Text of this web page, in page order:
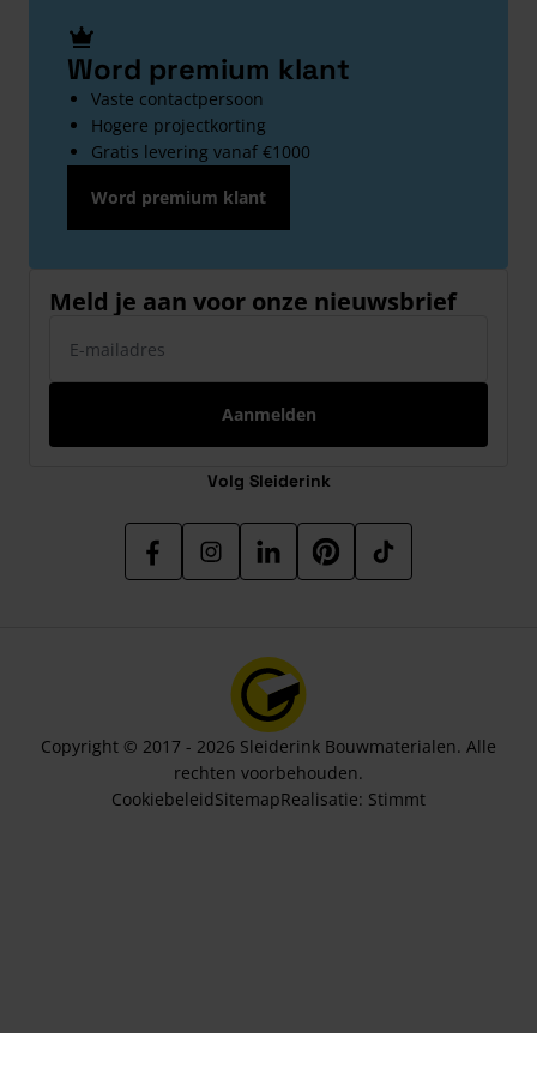
Word premium klant
Vaste contactpersoon
Hogere projectkorting
Gratis levering vanaf €1000
Word premium klant
Meld je aan voor onze nieuwsbrief
Aanmelden
Volg Sleiderink
Copyright © 2017 - 2026 Sleiderink Bouwmaterialen. Alle
rechten voorbehouden.
CookiebeleidSitemapRealisatie: Stimmt